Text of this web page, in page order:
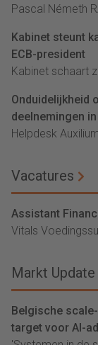
Pascal Németh
Kabinet steunt
ECB-president
Kabinet schaart
Onduidelijkheid
deelnemingen
Helpdesk
Vacatures
Assistant
Vitals
Markt Update
Belgische
target voor AI-